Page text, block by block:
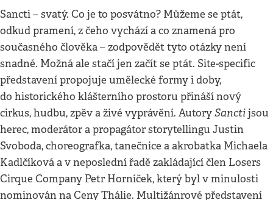
Sancti – svatý. Co je to posvátno? Můžeme se ptát,
odkud pramení, z čeho vychází a co znamená pro
současného člověka – zodpovědět tyto otázky není
snadné. Možná ale stačí jen začít se ptát. Site-specific
představení propojuje umělecké formy i doby,
do historického klášterního prostoru přináší nový
cirkus, hudbu, zpěv a živé vyprávění. AutorySanctijsou
herec, moderátor a propagátor storytellingu Justin
Svoboda, choreografka, tanečnice a akrobatka Michaela
Kadlčíková a v neposlední řadě zakládající člen Losers
Cirque Company Petr Horníček, který byl v minulosti
nominován na Ceny Thálie. Multižánrové představení